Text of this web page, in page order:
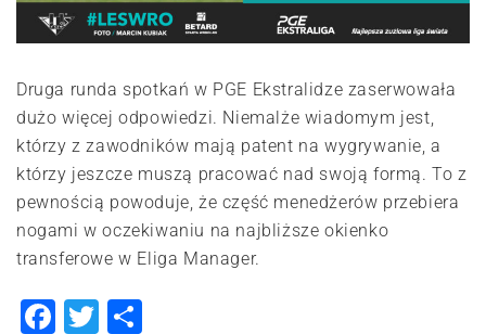
Druga runda spotkań w PGE Ekstralidze zaserwowała
dużo więcej odpowiedzi. Niemalże wiadomym jest,
którzy z zawodników mają patent na wygrywanie, a
którzy jeszcze muszą pracować nad swoją formą. To z
pewnością powoduje, że część menedżerów przebiera
nogami w oczekiwaniu na najbliższe okienko
transferowe w Eliga Manager.
Facebook
Twitter